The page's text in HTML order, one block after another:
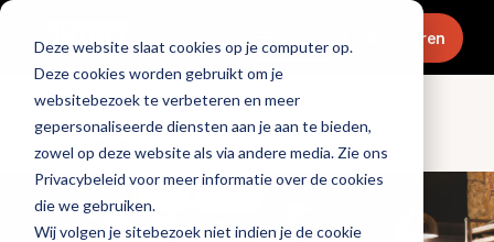
Deze website slaat cookies op je computer op.
Deze cookies worden gebruikt om je
websitebezoek te verbeteren en meer
gepersonaliseerde diensten aan je aan te bieden,
zowel op deze website als via andere media. Zie ons
Privacybeleid voor meer informatie over de cookies
die we gebruiken.
Wij volgen je sitebezoek niet indien je de cookie
Menu Abonneren
Ondernemen